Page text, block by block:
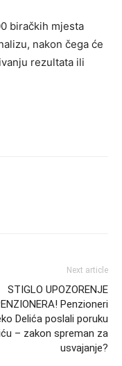
biračkih mjesta
nakon čega će
rezultata ili
Next article
STIGLO UPOZORENJE
Penzioneri
Delića poslali poruku
– zakon spreman za
usvajanje?